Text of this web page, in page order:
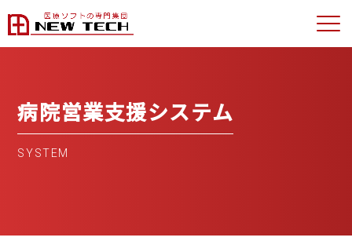
病院営業支援システム
SYSTEM